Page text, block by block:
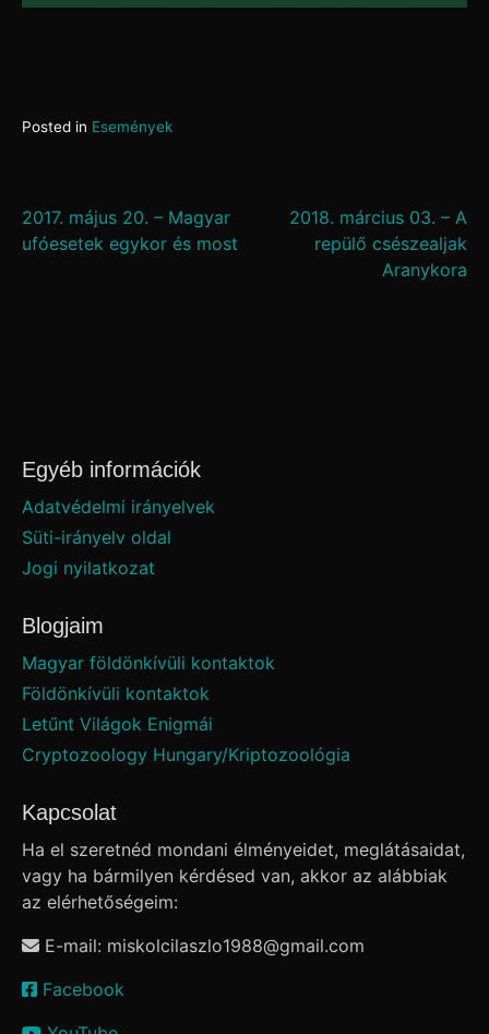
Posted in Események
Bejegyzés
navigáció
2017. május 20. – Magyar
ufóesetek egykor és most
2018. március 03. – A
repülő csészealjak
Aranykora
Egyéb információk
Adatvédelmi irányelvek
Süti-irányelv oldal
Jogi nyilatkozat
Blogjaim
Magyar földönkívüli kontaktok
Földönkívüli kontaktok
Letűnt Világok Enigmái
Cryptozoology Hungary/Kriptozoológia
Kapcsolat
Ha el szeretnéd mondani élményeidet, meglátásaidat,
vagy ha bármilyen kérdésed van, akkor az alábbiak
az elérhetőségeim:
E-mail: miskolcilaszlo1988@gmail.com
Facebook